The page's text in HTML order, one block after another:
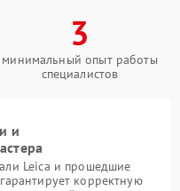
3
минимальный опыт работы
специалистов
и
Leica и прошедшие
корректную